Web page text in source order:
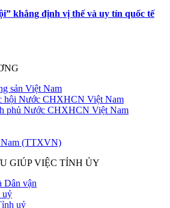
khẳng định vị thế và uy tín quốc tế
sản Việt Nam
hội Nước CHXHCN Việt Nam
phủ Nước CHXHCN Việt Nam
Nam (TTXVN)
GIÚP VIỆC TỈNH ỦY
Dân vận
uỷ
uỷ